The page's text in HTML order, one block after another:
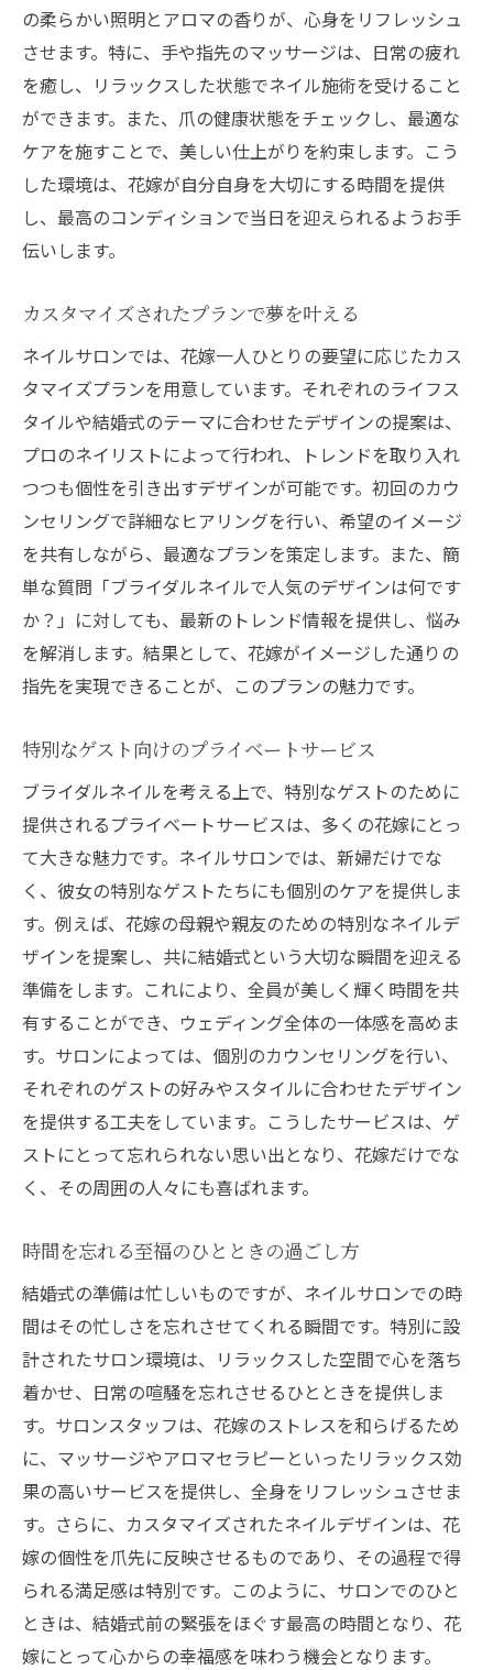
の柔らかい照明とアロマの香りが、心身をリフレッシュ
させます。特に、手や指先のマッサージは、日常の疲れ
を癒し、リラックスした状態でネイル施術を受けること
ができます。また、爪の健康状態をチェックし、最適な
ケアを施すことで、美しい仕上がりを約束します。こう
した環境は、花嫁が自分自身を大切にする時間を提供
し、最高のコンディションで当日を迎えられるようお手
伝いします。
カスタマイズされたプランで夢を叶える
ネイルサロンでは、花嫁一人ひとりの要望に応じたカス
タマイズプランを用意しています。それぞれのライフス
タイルや結婚式のテーマに合わせたデザインの提案は、
プロのネイリストによって行われ、トレンドを取り入れ
つつも個性を引き出すデザインが可能です。初回のカウ
ンセリングで詳細なヒアリングを行い、希望のイメージ
を共有しながら、最適なプランを策定します。また、簡
単な質問「ブライダルネイルで人気のデザインは何です
か？」に対しても、最新のトレンド情報を提供し、悩み
を解消します。結果として、花嫁がイメージした通りの
指先を実現できることが、このプランの魅力です。
特別なゲスト向けのプライベートサービス
ブライダルネイルを考える上で、特別なゲストのために
提供されるプライベートサービスは、多くの花嫁にとっ
て大きな魅力です。ネイルサロンでは、新婦だけでな
く、彼女の特別なゲストたちにも個別のケアを提供しま
す。例えば、花嫁の母親や親友のための特別なネイルデ
ザインを提案し、共に結婚式という大切な瞬間を迎える
準備をします。これにより、全員が美しく輝く時間を共
有することができ、ウェディング全体の一体感を高めま
す。サロンによっては、個別のカウンセリングを行い、
それぞれのゲストの好みやスタイルに合わせたデザイン
を提供する工夫をしています。こうしたサービスは、ゲ
ストにとって忘れられない思い出となり、花嫁だけでな
く、その周囲の人々にも喜ばれます。
時間を忘れる至福のひとときの過ごし方
結婚式の準備は忙しいものですが、ネイルサロンでの時
間はその忙しさを忘れさせてくれる瞬間です。特別に設
計されたサロン環境は、リラックスした空間で心を落ち
着かせ、日常の喧騒を忘れさせるひとときを提供しま
す。サロンスタッフは、花嫁のストレスを和らげるため
に、マッサージやアロマセラピーといったリラックス効
果の高いサービスを提供し、全身をリフレッシュさせま
す。さらに、カスタマイズされたネイルデザインは、花
嫁の個性を爪先に反映させるものであり、その過程で得
られる満足感は特別です。このように、サロンでのひと
ときは、結婚式前の緊張をほぐす最高の時間となり、花
嫁にとって心からの幸福感を味わう機会となります。